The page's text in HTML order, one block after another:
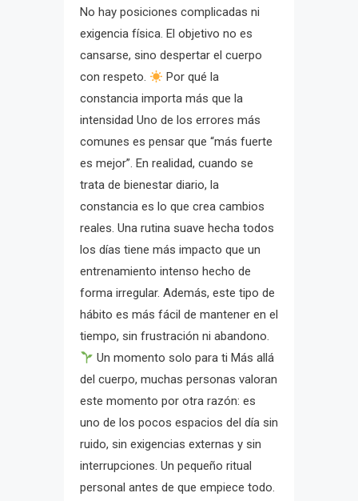
No hay posiciones complicadas ni
exigencia física. El objetivo no es
cansarse, sino despertar el cuerpo
con respeto.
Por qué la
constancia importa más que la
intensidad Uno de los errores más
comunes es pensar que “más fuerte
es mejor”. En realidad, cuando se
trata de bienestar diario, la
constancia es lo que crea cambios
reales. Una rutina suave hecha todos
los días tiene más impacto que un
entrenamiento intenso hecho de
forma irregular. Además, este tipo de
hábito es más fácil de mantener en el
tiempo, sin frustración ni abandono.
Un momento solo para ti Más allá
del cuerpo, muchas personas valoran
este momento por otra razón: es
uno de los pocos espacios del día sin
ruido, sin exigencias externas y sin
interrupciones. Un pequeño ritual
personal antes de que empiece todo.